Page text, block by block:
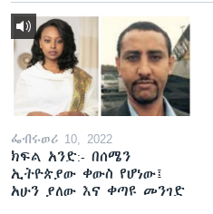
ፌብሩወሪ 10, 2022
ክፍል አንድ:- በሰሜን
ኢትዮጵያው ቀውስ የሆነው፤
አሁን ያለው እና ቀጣዩ መንገድ